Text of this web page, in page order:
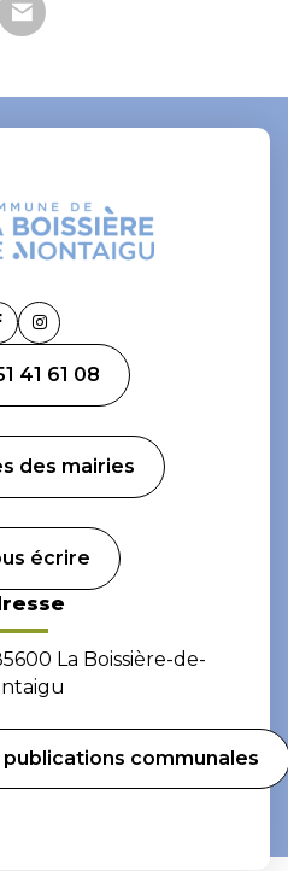
Lien
le
compte
41 61 08
des mairies
écrire
La Boissière-de-
communales